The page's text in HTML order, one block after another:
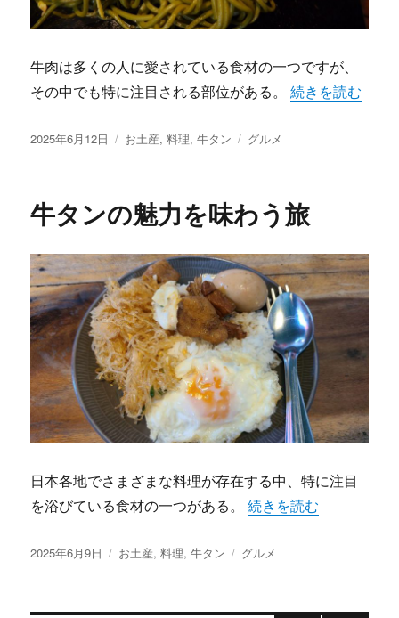
牛肉は多くの人に愛されている食材の一つですが、
その中でも特に注目される部位がある。“牛タンの魅力
続きを読む
投
2025年6月12日
カ
ー
お土産,料理,牛タン
タ
グルメ
牛タンの魅力を味わう旅
日本各地でさまざまな料理が存在する中、特に注目
を浴びている食材の一つがある。“牛タンの魅力を味わう
続きを読む
投
2025年6月9日
カ
リ
お土産,料理,牛タン
タ
グルメ